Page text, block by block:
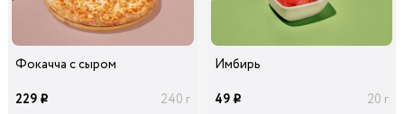
Фокачча с сыром
229 i 240 г
Имбирь
49 i 20 г